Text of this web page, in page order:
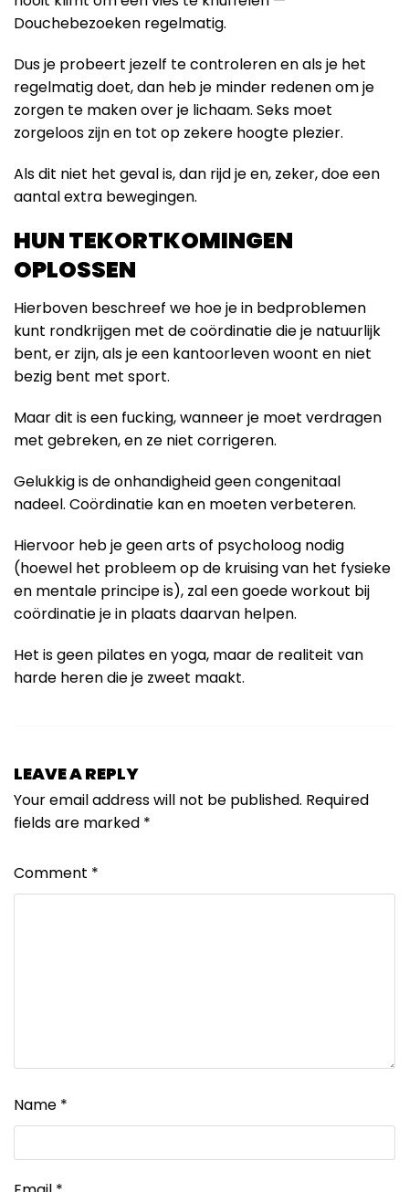
Douchebezoeken regelmatig.
Dus je probeert jezelf te controleren en als je het
regelmatig doet, dan heb je minder redenen om je
zorgen te maken over je lichaam. Seks moet
zorgeloos zijn en tot op zekere hoogte plezier.
Als dit niet het geval is, dan rijd je en, zeker, doe een
aantal extra bewegingen.
HUN TEKORTKOMINGEN
OPLOSSEN
Hierboven beschreef we hoe je in bedproblemen
kunt rondkrijgen met de coördinatie die je natuurlijk
bent, er zijn, als je een kantoorleven woont en niet
bezig bent met sport.
Maar dit is een fucking, wanneer je moet verdragen
met gebreken, en ze niet corrigeren.
Gelukkig is de onhandigheid geen congenitaal
nadeel. Coördinatie kan en moeten verbeteren.
Hiervoor heb je geen arts of psycholoog nodig
(hoewel het probleem op de kruising van het fysieke
en mentale principe is), zal een goede workout bij
coördinatie je in plaats daarvan helpen.
Het is geen pilates en yoga, maar de realiteit van
harde heren die je zweet maakt.
LEAVE A REPLY
Your email address will not be published. Required
fields are marked *
Comment *
Name *